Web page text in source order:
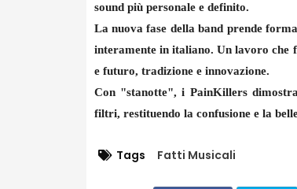
sound più personale e definito.
La nuova fase della band prende
interamente in italiano.Un lavoro che
e futuro, tradizione e innovazione.
Con "stanotte", i PainKillers
filtri, restituendo la confusione e la
Tags Fatti Musicali